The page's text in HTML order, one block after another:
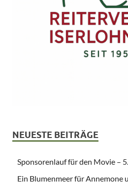
NEUESTE BEITRÄGE
Sponsorenlauf für den Movie –
Ein Blumenmeer für Annemone